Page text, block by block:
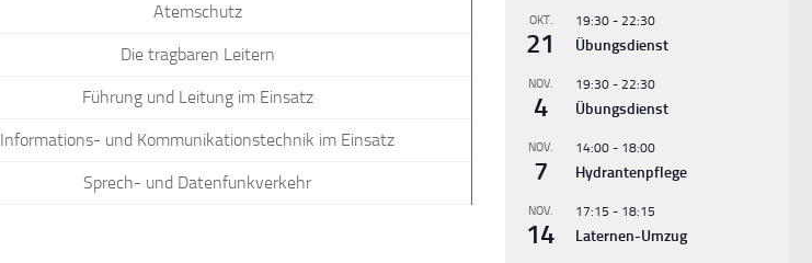
Atemschutz
Die tragbaren Leitern
Führung und Leitung im Einsatz
Informations- und Kommunikationstechnik im Einsatz
Sprech- und Datenfunkverkehr
OKT.
21
19:30 - 22:30
Übungsdienst
NOV.
4
19:30 - 22:30
Übungsdienst
NOV.
7
14:00 - 18:00
Hydrantenpflege
NOV.
14
17:15 - 18:15
Laternen-Umzug